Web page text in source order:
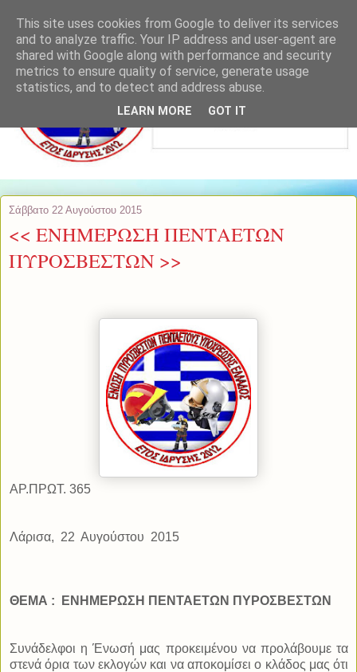
Σάββατο 22 Αυγούστου 2015
<< ΕΝΗΜΕΡΩΣΗ ΠΕΝΤΑΕΤΩΝ
ΠΥΡΟΣΒΕΣΤΩΝ >>
ΑΡ.ΠΡΩΤ. 365
Λάρισα, 22 Αυγούστου 2015
ΘΕΜΑ : ΕΝΗΜΕΡΩΣΗ ΠΕΝΤΑΕΤΩΝ ΠΥΡΟΣΒΕΣΤΩΝ
Συνάδελφοι η Ένωσή μας προκειμένου να προλάβουμε τα
στενά όρια των εκλογών και να αποκομίσει ο κλάδος μας ότι
This site uses cookies from Google to deliver its services
and to analyze traffic. Your IP address and user-agent are
shared with Google along with performance and security
metrics to ensure quality of service, generate usage
statistics, and to detect and address abuse.
LEARN MORE GOT IT